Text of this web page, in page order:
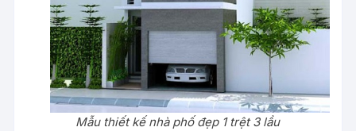
Mẫu thiết kế nhà phố đẹp 1 trệt 3 lầu